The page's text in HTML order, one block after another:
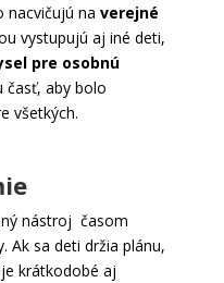
nacvičujú na verejné
vystupujú aj iné deti,
pre osobnú
aby bolo
všetkých.
nástroj časom
Ak sa deti držia plánu,
krátkodobé aj